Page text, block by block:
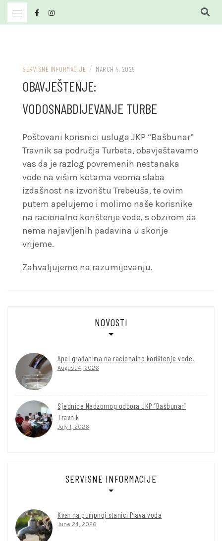
Skip
SERVISNE INFORMACIJE / MARCH 4, 2025
OBAVJEŠTENJE:
VODOSNABDIJEVANJE TURBE
Poštovani korisnici usluga JKP “Bašbunar”
Travnik sa područja Turbeta, obavještavamo
vas da je razlog povremenih nestanaka
vode na višim kotama veoma slaba
izdašnost na izvorištu Trebeuša, te ovim
putem apelujemo i molimo naše korisnike
na racionalno korištenje vode, s obzirom da
nema najavljenih padavina u skorije
vrijeme.
Zahvaljujemo na razumijevanju.
NOVOSTI
Apel građanima na racionalno korištenje vode!
August 4, 2026
Sjednica Nadzornog odbora JKP “Bašbunar”
Travnik
July 1, 2026
SERVISNE INFORMACIJE
Kvar na pumpnoj stanici Plava voda
June 24, 2026